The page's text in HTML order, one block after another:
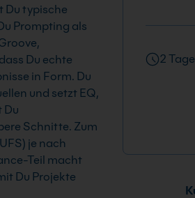
2 Tage
Du typische
Prompting als
Du echte
in Form. Du
und setzt EQ,
Du
Schnitte. Zum
je nach
Teil macht
Du Projekte